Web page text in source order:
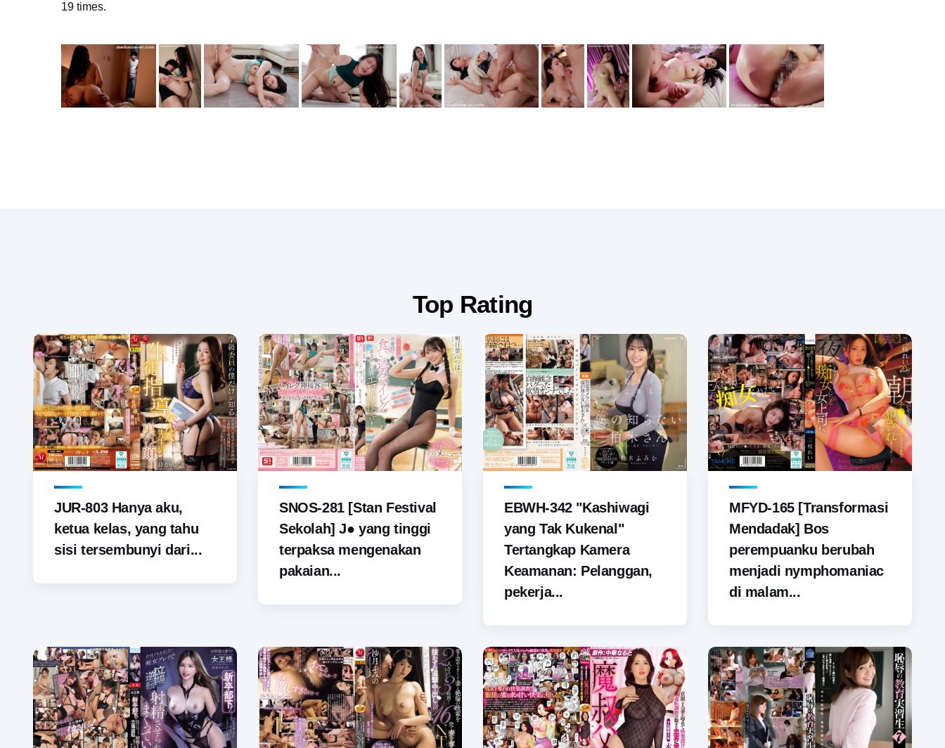
19 times.
Top Rating
JUR-803 Hanya aku,
ketua kelas, yang tahu
sisi tersembunyi dari...
SNOS-281 [Stan Festival
Sekolah] J● yang tinggi
terpaksa mengenakan
pakaian...
EBWH-342 "Kashiwagi
yang Tak Kukenal"
Tertangkap Kamera
Keamanan: Pelanggan,
pekerja...
MFYD-165 [Transformasi
Mendadak] Bos
perempuanku berubah
menjadi nymphomaniac
di malam...